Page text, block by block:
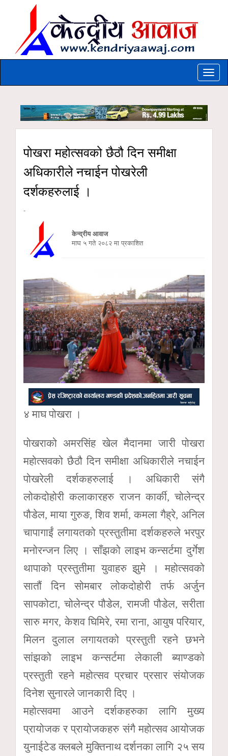
Toggle
पोखरा महोत्सवको छैठौ दिन समीक्षा
अधिकारीले नचाईन पोखरेली
दर्शकहरुलाई ।
-
केन्द्रीय आवाज
माघ ५ गते २०८२ मा प्रकाशित
४ माघ पोखरा ।
पोखराको अमरसिंह खेल मैदानमा जारी पोखरा
महोत्सवको छैठौ दिन समीक्षा अधिकारीले नचाईन
पोखरेली दर्शकहरुलाई । अधिकारी संगै
लोकदोहोरी कलाकारहरु राजन कार्की, चोलेन्द्र
पौडेल, माया गुरुङ, शिव शर्मा, कमला गैह्रे, अनिल
चापागाईं लगायतको प्रस्तुतीमा दर्शकहरुले भरपुर
मनोरन्जन लिए । साँझको लाइभ कन्सर्टमा दुर्गेश
थापाको प्रस्तुतीमा युवाहरु झुमे । महोत्सवको
सातौं दिन सोमबार लोकदोहोरी तर्फ अर्जुन
सापकोटा, चोलेन्द्र पौडेल, रामजी पौडेल, सरीता
सारु मगर, केशव घिमिरे, रमा राना, आयुष परियार,
मिलन दुलाल लगायतको प्रस्तुती रहने छभने
सांझको लाइभ कन्सर्टमा लेकाली ब्याण्डको
प्रस्तुती रहने महोत्सव प्रचार प्रसार संयोजक
दिनेश सुनारले जानकारी दिए ।
महोत्सवमा आउने दर्शकहरुका लागि मुख्य
प्रायोजक र प्रायोजकहरु संगै महोत्सव आयोजक
युनाईटेड क्लबले मुक्तिनाथ दर्शनका लागि २५ सय